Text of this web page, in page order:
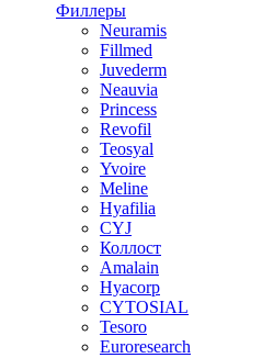
Филлеры
Neuramis
Fillmed
Juvederm
Neauvia
Princess
Revofil
Teosyal
Yvoire
Meline
Hyafilia
CYJ
Коллост
Amalain
Hyacorp
CYTOSIAL
Tesoro
Euroresearch